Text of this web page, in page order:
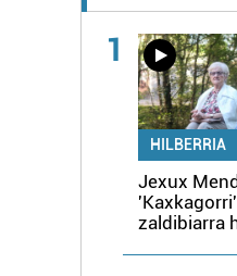
1
HILBERRIA
Jexux
zaldibiarra